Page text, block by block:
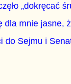
„dokręcać
dla mnie jasne,
do Sejmu i